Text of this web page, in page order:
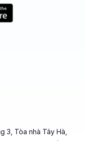
3, Tòa nhà Tây Hà,